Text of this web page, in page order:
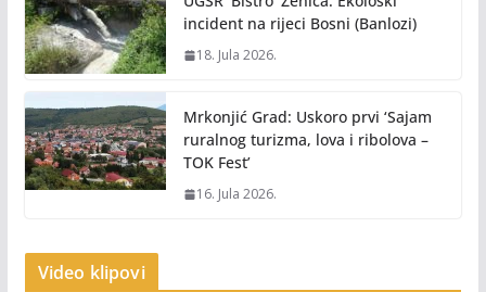
incident na rijeci Bosni (Banlozi)
18. Jula 2026.
Mrkonjić Grad: Uskoro prvi ‘Sajam
ruralnog turizma, lova i ribolova –
TOK Fest’
16. Jula 2026.
Video klipovi